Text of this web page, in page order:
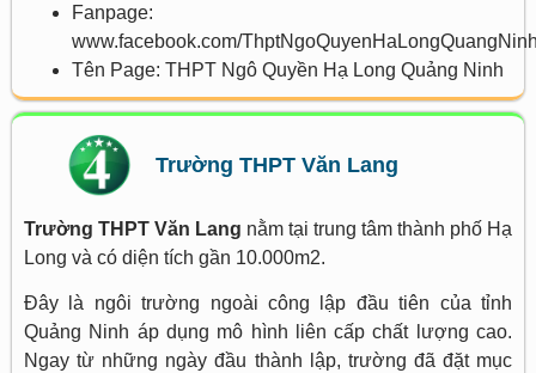
Fanpage:
www.facebook.com/
Tên Page: THPT Ngô Quyền Hạ Long Quảng Ninh
Trường THPT Văn Lang
Trường THPT Văn Lang nằm tại trung tâm thành phố Hạ
Long và có diện tích gần 10.000m2.
Đây là ngôi trường ngoài công lập đầu tiên của tỉnh
Quảng Ninh áp dụng mô hình liên cấp chất lượng cao.
Ngay từ những ngày đầu thành lập, trường đã đặt mục